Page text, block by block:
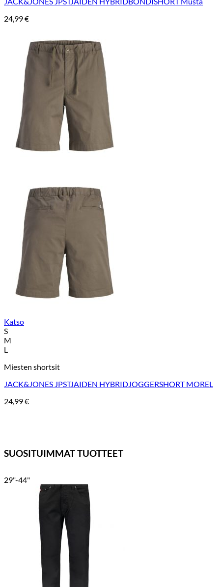
24,99€
Katso
S
M
L
Miesten shortsit
JACK&JONES JPSTJAIDEN HYBRIDJOGGERSHORT MOREL
24,99€
SUOSITUIMMAT TUOTTEET
29"-44"